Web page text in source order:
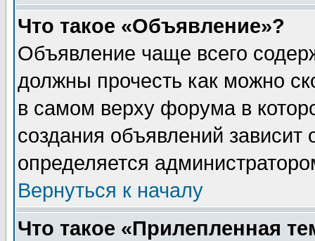
Что такое «Объявление»?
Объявление чаще всего
должны прочесть как можно
в самом верху форума в
создания объявлений зависит
определяется
Вернуться к началу
Что такое «Прилепленная